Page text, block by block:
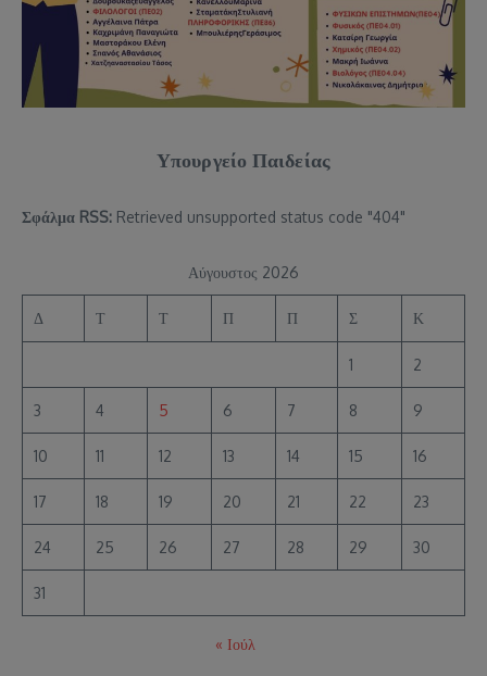
Υπουργείο Παιδείας
Σφάλμα RSS: Retrieved unsupported status code "404"
Αύγουστος 2026
Δ Τ Τ Π Π Σ Κ
1 2
3 4 5 6 7 8 9
10 11 12 13 14 15 16
17 18 19 20 21 22 23
24 25 26 27 28 29 30
31
« Ιούλ